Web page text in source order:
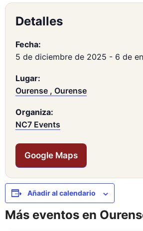
Detalles
Fecha:
5 de diciembre de 2025 - 6 de
Lugar:
Ourense , Ourense
Organiza:
NC7 Events
Google Maps
Añadir al calendario
Más eventos en